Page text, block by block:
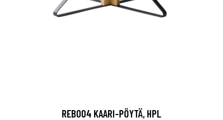
REB004 KAARI-PÖYTÄ, HPL